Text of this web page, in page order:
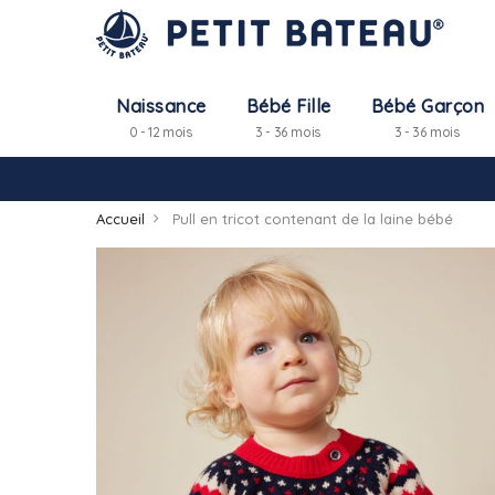
Naissance
0 - 12 mois
Bébé Fille
3 - 36 mois
Bébé Garçon
3 - 36 mois
Accueil Pull en tricot contenant de la laine bébé